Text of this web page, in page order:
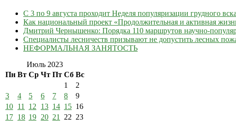
С 3 по 9 августа проходит Неделя популяризации грудного
Как национальный проект «Продолжительная и активная
Дмитрий Чернышенко: Порядка 110 маршрутов научно-
Специалисты лесничеств призывают не допустить лесных
НЕФОРМАЛЬНАЯ ЗАНЯТОСТЬ
Июль 2023
Пн Вт Ср Чт Пт Сб Вс
1
2
3
4 5 6 7 8
9
10 11 12 13 14 15 16
17 18 19 20 21 22 23